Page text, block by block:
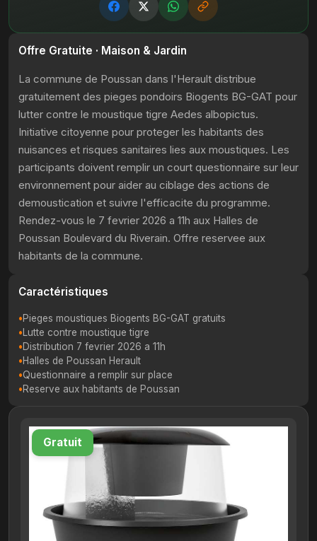
Gratuit
Offre Gratuite · Maison & Jardin
La commune de Poussan dans l'Herault distribue
gratuitement des pieges pondoirs Biogents BG-GAT pour
lutter contre le moustique tigre Aedes albopictus.
Initiative citoyenne pour proteger les habitants des
nuisances et risques sanitaires lies aux moustiques. Les
participants doivent remplir un court questionnaire sur leur
environnement pour aider au ciblage des actions de
demoustication et suivre l'efficacite du programme.
Rendez-vous le 7 fevrier 2026 a 11h aux Halles de
Poussan Boulevard du Riverain. Offre reservee aux
habitants de la commune.
Caractéristiques
Pieges moustiques Biogents BG-GAT gratuits
Lutte contre moustique tigre
Distribution 7 fevrier 2026 a 11h
Halles de Poussan Herault
Questionnaire a remplir sur place
Reserve aux habitants de Poussan